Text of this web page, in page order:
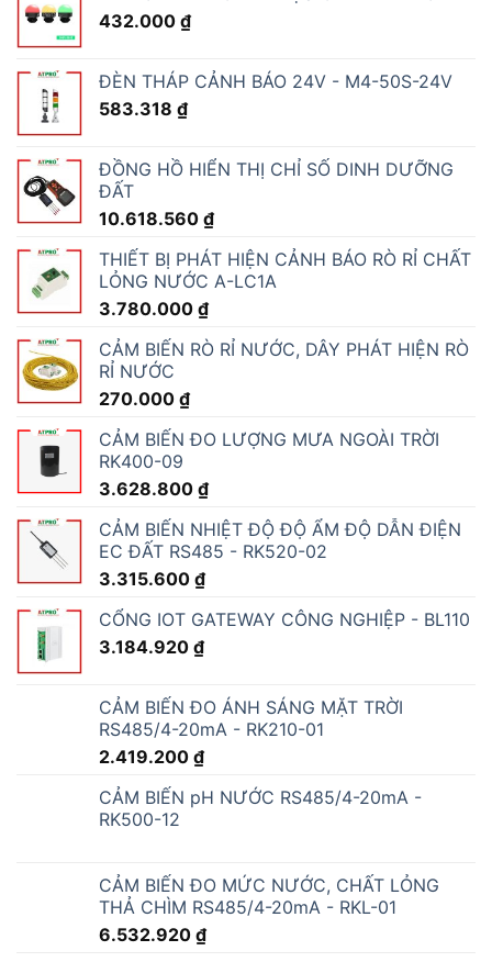
432.000 ₫
ĐÈN THÁP CẢNH BÁO 24V - M4-50S-24V
583.318 ₫
ĐỒNG HỒ HIỂN THỊ CHỈ SỐ DINH DƯỠNG
ĐẤT
10.618.560 ₫
THIẾT BỊ PHÁT HIỆN CẢNH BÁO RÒ RỈ CHẤT
LỎNG NƯỚC A-LC1A
3.780.000 ₫
CẢM BIẾN RÒ RỈ NƯỚC, DÂY PHÁT HIỆN RÒ
RỈ NƯỚC
270.000 ₫
CẢM BIẾN ĐO LƯỢNG MƯA NGOÀI TRỜI
RK400-09
3.628.800 ₫
CẢM BIẾN NHIỆT ĐỘ ĐỘ ẨM ĐỘ DẪN ĐIỆN
EC ĐẤT RS485 - RK520-02
3.315.600 ₫
CỔNG IOT GATEWAY CÔNG NGHIỆP - BL110
3.184.920 ₫
CẢM BIẾN ĐO ÁNH SÁNG MẶT TRỜI
RS485/4-20mA - RK210-01
2.419.200 ₫
CẢM BIẾN pH NƯỚC RS485/4-20mA -
RK500-12
CẢM BIẾN ĐO MỨC NƯỚC, CHẤT LỎNG
THẢ CHÌM RS485/4-20mA - RKL-01
6.532.920 ₫